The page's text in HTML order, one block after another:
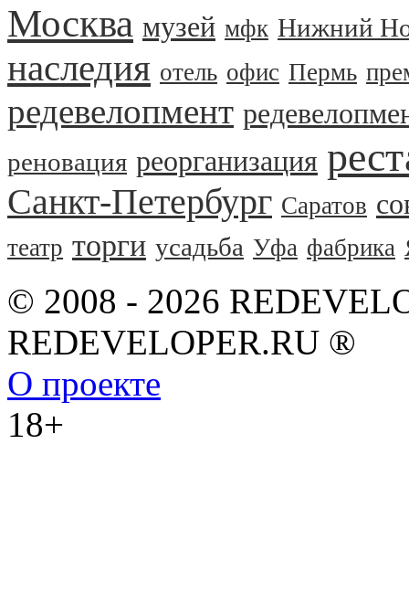
Москва музей мфк Нижний
наследия отель офис Пермь
редевелопмент
реновация реорганизация
Санкт-Петербург Саратов
театр торги усадьба Уфа фабрика
© 2008 - 2026
REDEVELOPER.RU ®
О проекте
18+